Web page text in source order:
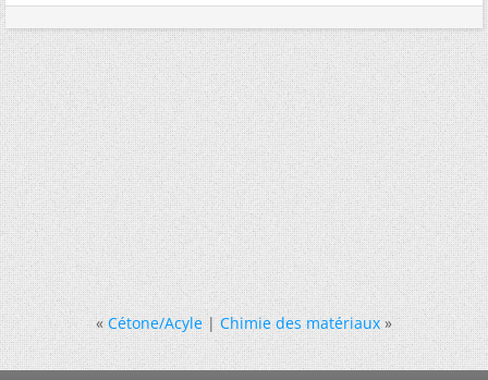
« Cétone/Acyle|Chimie des matériaux »